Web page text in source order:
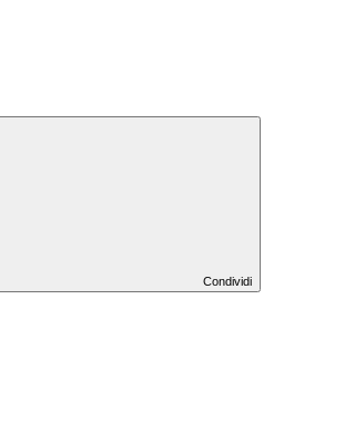
Condividi